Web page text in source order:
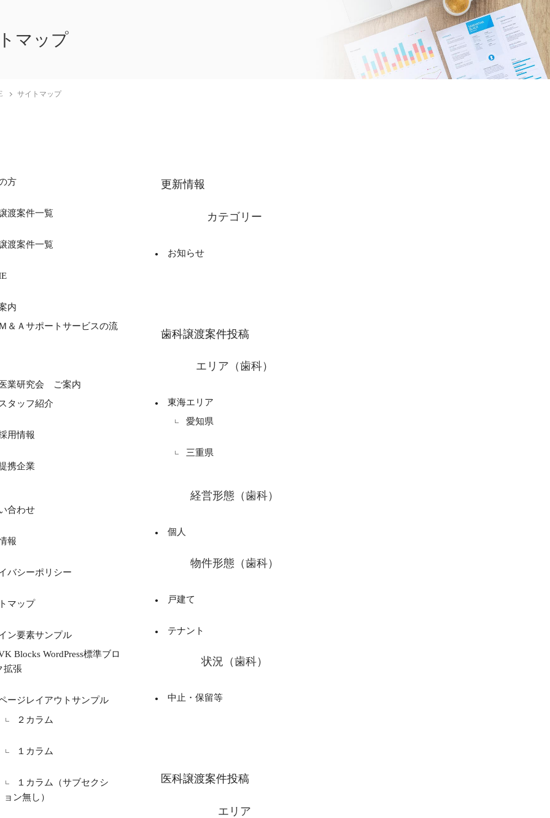
マップ
サイトマップ
方
渡案件一覧
渡案件一覧
内
＆Ａサポートサービスの流
業研究会 ご案内
タッフ紹介
用情報
携企業
合わせ
報
バシーポリシー
マップ
ン要素サンプル
Blocks WordPress標準ブロ
拡張
ージレイアウトサンプル
２カラム
１カラム
１カラム（サブセクシ
ョン無し）
更新情報
カテゴリー
お知らせ
歯科譲渡案件投稿
エリア（歯科）
東海エリア
愛知県
三重県
経営形態（歯科）
個人
物件形態（歯科）
戸建て
テナント
状況（歯科）
中止・保留等
医科譲渡案件投稿
エリア